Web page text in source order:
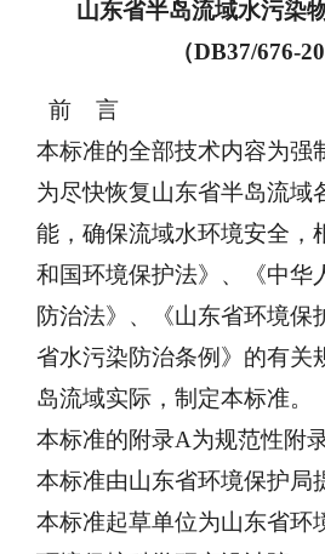
山东省半岛流域水污染
（DB37/676-
前 言
本标准的全部技术内容为强
为尽快恢复山东省半岛流域
能，确保流域水环境安全，
和国环境保护法》、《中华
防治法》、《山东省环境保
省水污染防治条例》的有关
岛流域实际，制定本标准。
本标准的附录A为规范性附录
本标准由山东省环境保护局
本标准起草单位为山东省环